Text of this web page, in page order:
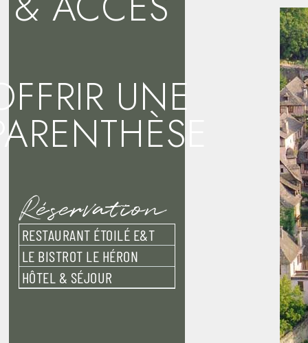
UNE
Réservation
RESTAURANT ÉTOILÉ E&T
LE BISTROT LE HÉRON
HÔTEL & SÉJOUR